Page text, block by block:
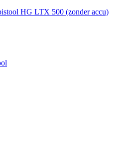
HG LTX 500 (zonder accu)